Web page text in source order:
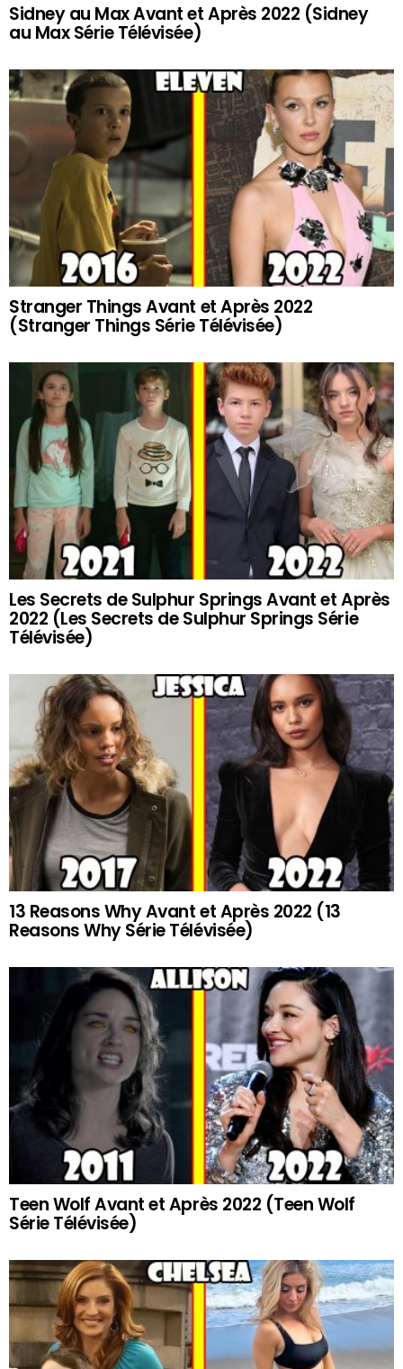
Sidney au Max Avant et Après 2022 (Sidney
au Max Série Télévisée)
Stranger Things Avant et Après 2022
(Stranger Things Série Télévisée)
Les Secrets de Sulphur Springs Avant et Après
2022 (Les Secrets de Sulphur Springs Série
Télévisée)
13 Reasons Why Avant et Après 2022 (13
Reasons Why Série Télévisée)
Teen Wolf Avant et Après 2022 (Teen Wolf
Série Télévisée)